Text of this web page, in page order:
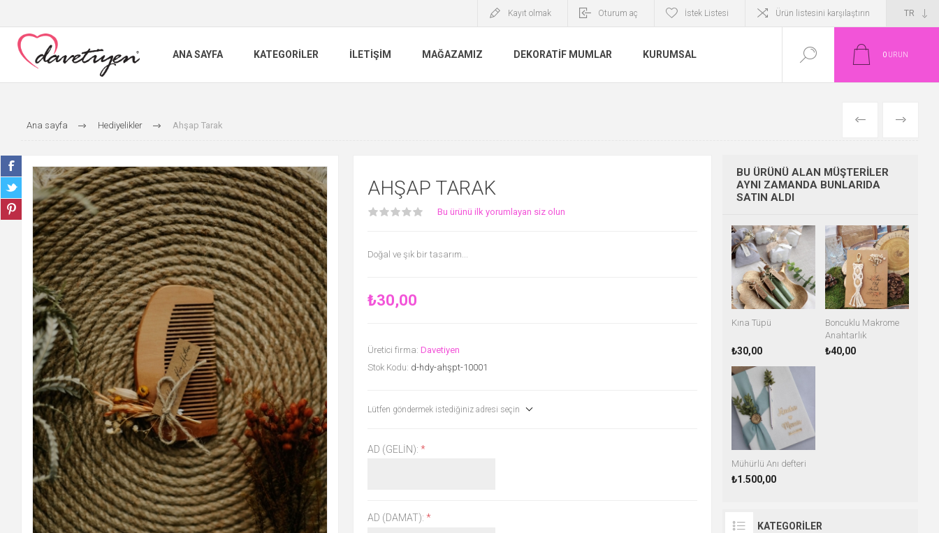
Kayıt olmak Oturum aç İstek Listesi Ürün listesini karşılaştırın
ANA SAYFA KATEGORILER İLETIŞIM MAĞAZAMIZ DEKORATIF MUMLAR KURUMSAL 0 ÜRÜN
Ana sayfa Hediyelikler Ahşap Tarak ÖNCEKISONRAKI
AHŞAP TARAK
Bu ürünü ilk yorumlayan siz olun
Doğal ve şık bir tasarım...
₺30,00
Üretici firma: Davetiyen
Stok Kodu: d-hdy-ahşpt-10001
Lütfen göndermek istediğiniz adresi seçin
AD (GELIN): *
AD (DAMAT): *
BU ÜRÜNÜ ALAN MÜŞTERILER
AYNI ZAMANDA BUNLARIDA
SATIN ALDI
Kına Tüpü
₺30,00
Boncuklu Makrome
Anahtarlık
₺40,00
Mühürlü Anı defteri
₺1.500,00
KATEGORILER